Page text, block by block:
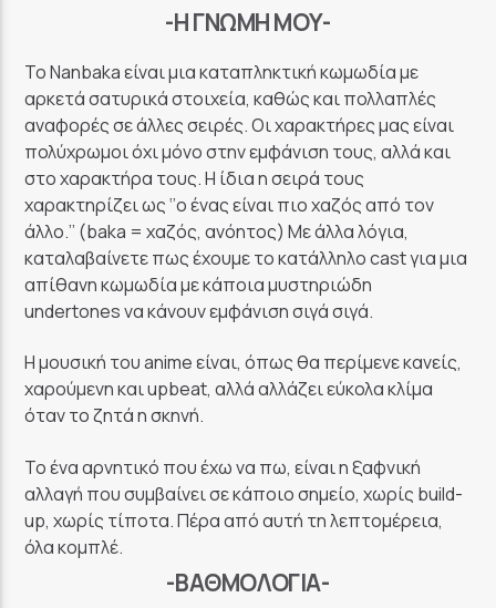
-Η ΓΝΏΜΗ ΜΟΥ-
Το Nanbaka είναι μια καταπληκτική κωμωδία με
αρκετά σατυρικά στοιχεία, καθώς και πολλαπλές
αναφορές σε άλλες σειρές. Οι χαρακτήρες μας είναι
πολύχρωμοι όχι μόνο στην εμφάνιση τους, αλλά και
στο χαρακτήρα τους. Η ίδια η σειρά τους
χαρακτηρίζει ως ‘’ο ένας είναι πιο χαζός από τον
άλλο.’’ (baka = χαζός, ανόητος) Με άλλα λόγια,
καταλαβαίνετε πως έχουμε το κατάλληλο cast για μια
απίθανη κωμωδία με κάποια μυστηριώδη
undertones να κάνουν εμφάνιση σιγά σιγά.
Η μουσική του anime είναι, όπως θα περίμενε κανείς,
χαρούμενη και upbeat, αλλά αλλάζει εύκολα κλίμα
όταν το ζητά η σκηνή.
Το ένα αρνητικό που έχω να πω, είναι η ξαφνική
αλλαγή που συμβαίνει σε κάποιο σημείο, χωρίς build-
up, χωρίς τίποτα. Πέρα από αυτή τη λεπτομέρεια,
όλα κομπλέ.
-ΒΑΘΜΟΛΟΓΊΑ-